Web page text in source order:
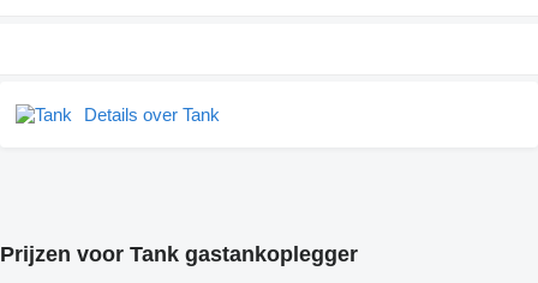
Details over Tank
Prijzen voor Tank gastankoplegger